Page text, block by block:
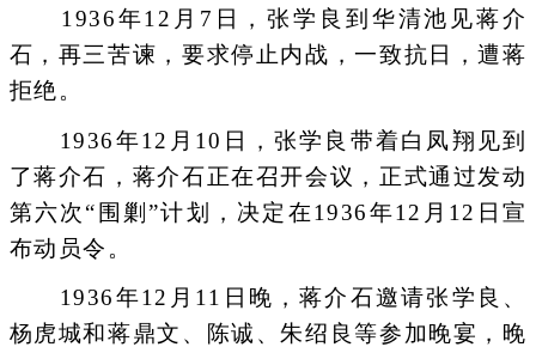
1936年12月7日，张学良到华清池见蒋介
石，再三苦谏，要求停止内战，一致抗日，遭蒋
拒绝。
1936年12月10日，张学良带着白凤翔见到
了蒋介石，蒋介石正在召开会议，正式通过发动
第六次“围剿”计划，决定在1936年12月12日宣
布动员令。
1936年12月11日晚，蒋介石邀请张学良、
杨虎城和蒋鼎文、陈诚、朱绍良等参加晚宴，晚